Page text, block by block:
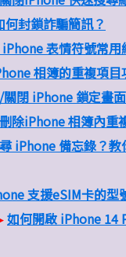
封鎖詐騙簡訊？
表情符號常用
相簿的重複項目
閉 iPhone 鎖定畫
除iPhone 相簿內重
iPhone 備忘錄？教
支援eSIM卡的型
如何開啟 iPhone 14